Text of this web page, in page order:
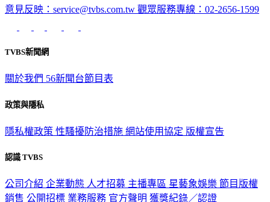
意見反映：service@tvbs.com.tw 觀眾服務專線：02-2656-1599
TVBS新聞網
關於我們 56新聞台節目表
政策與隱私
隱私權政策 性騷擾防治措施 網站使用協定 版權宣告
認識 TVBS
公司介紹 企業動態 人才招募 主播專區 星藝象娛樂 節目版權
銷售 公開招標 業務服務 官方聲明 獲獎紀錄／認證